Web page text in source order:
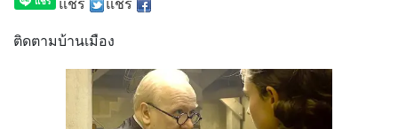
แชร์ แชร์
ติดตามบ้านเมือง